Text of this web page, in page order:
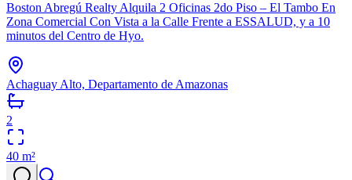
Boston Abregú Realty Alquila 2 Oficinas 2do Piso – El Tambo En
Zona Comercial Con Vista a la Calle Frente a ESSALUD, y a 10
minutos del Centro de Hyo.
Achaguay Alto, Departamento de Amazonas
2
40 m²